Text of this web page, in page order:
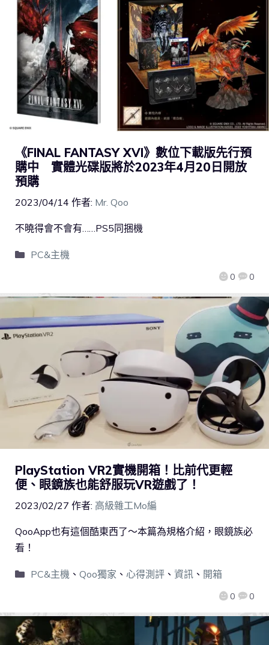
《FINAL FANTASY XVI》數位下載版先行預
購中 實體光碟版將於2023年4月20日開放
預購
2023/04/14 作者: Mr. Qoo
0 0
不曉得會不會有……PS5同捆機
PC&主機
PlayStation VR2實機開箱！比前代更輕
便、眼鏡族也能舒服玩VR遊戲了！
2023/02/27 作者: 高級雜工Mo編
0 0
QooApp也有這個酷東西了～本篇為規格介紹，眼鏡族必
看！
PC&主機、 Qoo獨家 、 心得測評、 資訊、 開箱